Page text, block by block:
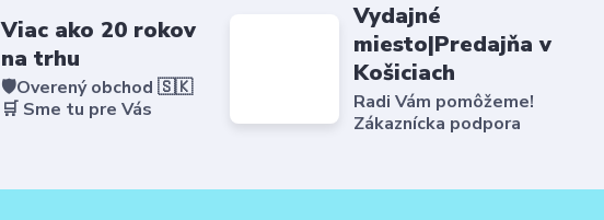
Viac ako 20 rokov
na trhu
🛡️Overený obchod 🇸🇰
🛒 Sme tu pre Vás
Vydajné
miesto|Predajňa v
Košiciach
Radi Vám pomôžeme!
Zákaznícka podpora